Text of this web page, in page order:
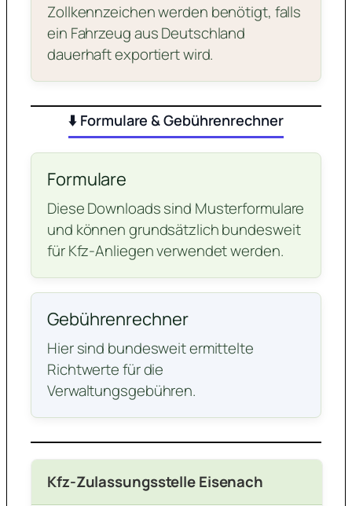
Zollkennzeichen werden benötigt, falls
ein Fahrzeug aus Deutschland
dauerhaft exportiert wird.
⬇️ Formulare & Gebührenrechner
Formulare
Diese Downloads sind Musterformulare
und können grundsätzlich bundesweit
für Kfz-Anliegen verwendet werden.
Gebührenrechner
Hier sind bundesweit ermittelte
Richtwerte für die
Verwaltungsgebühren.
Kfz-Zulassungsstelle Eisenach